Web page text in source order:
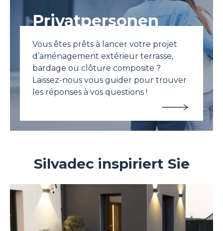
Privatpersonen
Vous êtes prêts à lancer votre projet
d’aménagement extérieur terrasse,
bardage ou clôture composite ?
Laissez-nous vous guider pour trouver
les réponses à vos questions !
Silvadec inspiriert Sie